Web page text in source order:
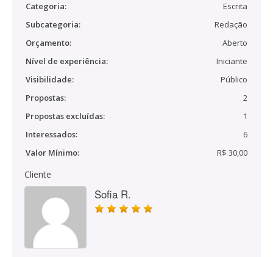
Categoria:
Escrita
Subcategoria:
Redação
Orçamento:
Aberto
Nível de experiência:
Iniciante
Visibilidade:
Público
Propostas:
2
Propostas excluídas:
1
Interessados:
6
Valor Mínimo:
R$ 30,00
Cliente
Sofia R.